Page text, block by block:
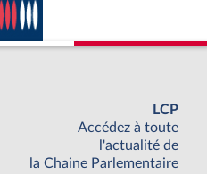
LCP
Accédez à toute
l'actualité de
la Chaine Parlementaire